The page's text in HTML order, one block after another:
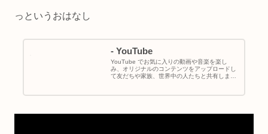
っというおはなし
- YouTube
YouTube でお気に入りの動画や音楽を楽し
み、オリジナルのコンテンツをアップロードし
て友だちや家族、世界中の人たちと共有しまし